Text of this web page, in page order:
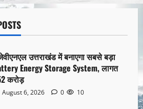
उत्तराखंड में बनाएगा सबसे बड़ा
Energy Storage System, लागत
करोड़
August 6, 2026 0 10